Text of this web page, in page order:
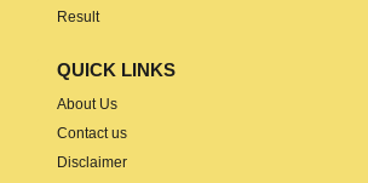
Result
QUICK LINKS
About Us
Contact us
Disclaimer